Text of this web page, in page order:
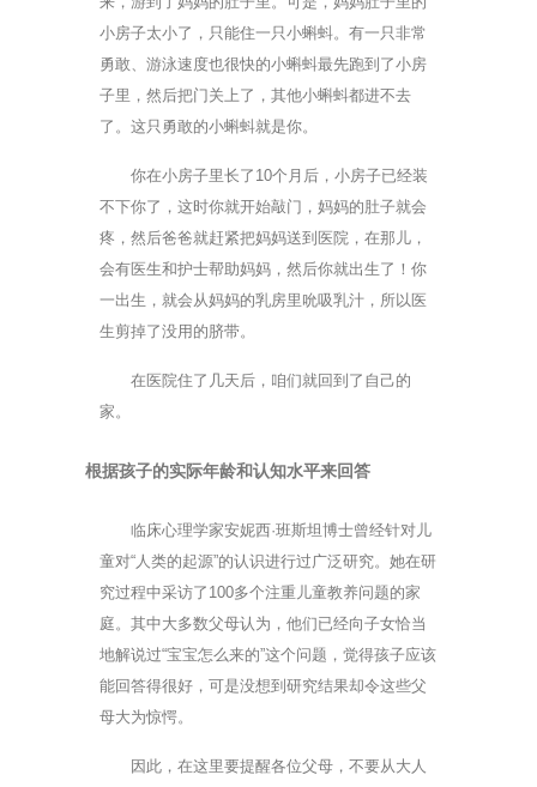
小房子太小了，只能住一只小蝌蚪。有一只非常
勇敢、游泳速度也很快的小蝌蚪最先跑到了小房
子里，然后把门关上了，其他小蝌蚪都进不去
了。这只勇敢的小蝌蚪就是你。
你在小房子里长了10个月后，小房子已经装
不下你了，这时你就开始敲门，妈妈的肚子就会
疼，然后爸爸就赶紧把妈妈送到医院，在那儿，
会有医生和护士帮助妈妈，然后你就出生了！你
一出生，就会从妈妈的乳房里吮吸乳汁，所以医
生剪掉了没用的脐带。
在医院住了几天后，咱们就回到了自己的
家。
根据孩子的实际年龄和认知水平来回答
临床心理学家安妮西·班斯坦博士曾经针对儿
童对“人类的起源”的认识进行过广泛研究。她在研
究过程中采访了100多个注重儿童教养问题的家
庭。其中大多数父母认为，他们已经向子女恰当
地解说过“宝宝怎么来的”这个问题，觉得孩子应该
能回答得很好，可是没想到研究结果却令这些父
母大为惊愕。
因此，在这里要提醒各位父母，不要从大人